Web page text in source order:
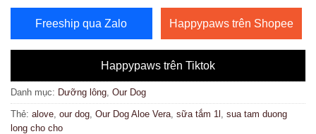
Freeship qua Zalo Happypaws trên Shopee
Happypaws trên Tiktok
Danh mục: Dưỡng lông Our Dog
Thẻ: alove our dog Our Dog Aloe Vera sữa tắm 1l sua tam duong
long cho cho